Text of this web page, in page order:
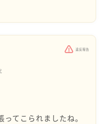
護と介護をしたの
い申し訳ないのです
とは難しいでしょう
違反報告
てこられましたね。